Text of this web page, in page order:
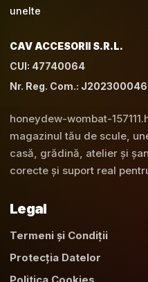
CAV ACCESORII S.R.L.
CUI: 47740064
Nr. Reg. Com.:
honeydew-wombat-
magazinul tău de scule,
casă, grădină, atelier și
corecte și suport real
Legal
Termeni și Condiții
Protecția Datelor